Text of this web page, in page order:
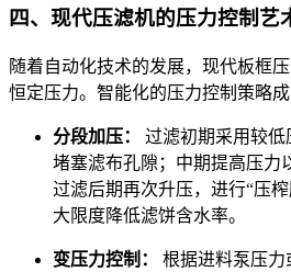
四、现代压滤机的压力控制艺
随着自动化技术的发展，现代板框
恒定压力。智能化的压力控制策略成
分段加压：
过滤初期采用较
堵塞滤布孔隙；中期提高压力
过滤后期再次升压，进行“压
大限度降低滤饼含水率。
变压力控制：
根据进料泵压